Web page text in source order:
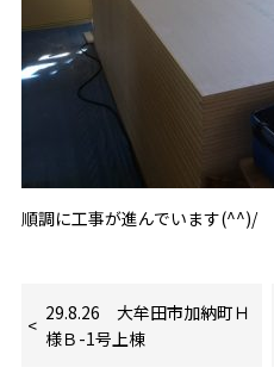
順調に工事が進んでいます(^^)/
29.8.26 大牟田市加納町Ｈ
様Ｂ-1号上棟